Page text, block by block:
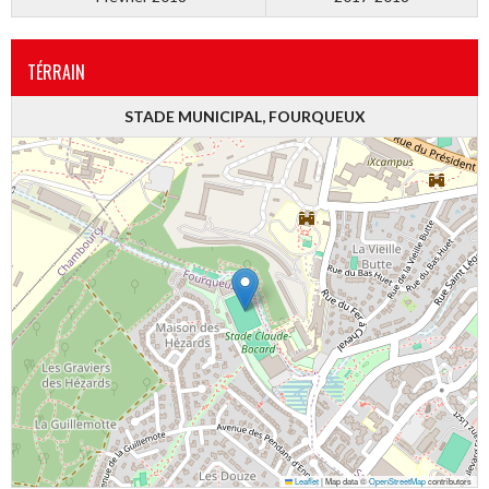
TÉRRAIN
STADE MUNICIPAL, FOURQUEUX
Leaflet|Map data ©OpenStreetMapcontributors